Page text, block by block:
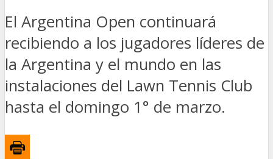
El Argentina Open continuará
recibiendo a los jugadores líderes de
la Argentina y el mundo en las
instalaciones del Lawn Tennis Club
hasta el domingo 1° de marzo.